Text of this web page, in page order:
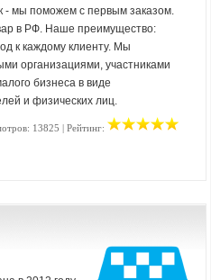
- мы поможем с первым заказом.
в РФ. Наше преимущество:
к каждому клиенту. Мы
организациями, участниками
бизнеса в виде
и физических лиц.
13825 | Рейтинг: